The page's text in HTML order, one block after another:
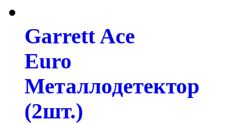
Garrett Ace
Euro
Металлодетектор
(2шт.)